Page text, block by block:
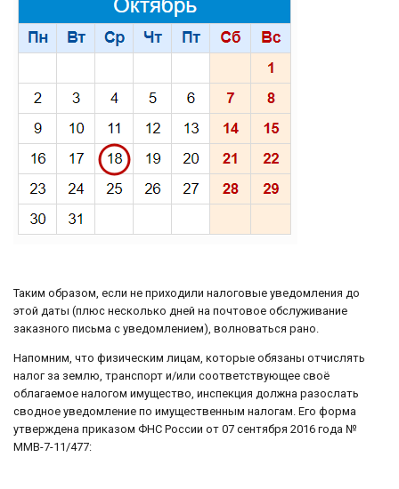
Таким образом, если не приходили налоговые уведомления до
этой даты (плюс несколько дней на почтовое обслуживание
заказного письма с уведомлением), волноваться рано.
Напомним, что физическим лицам, которые обязаны отчислять
налог за землю, транспорт и/или соответствующее своё
облагаемое налогом имущество, инспекция должна разослать
сводное уведомление по имущественным налогам. Его форма
утверждена приказом ФНС России от 07 сентября 2016 года №
ММВ-7-11/477: